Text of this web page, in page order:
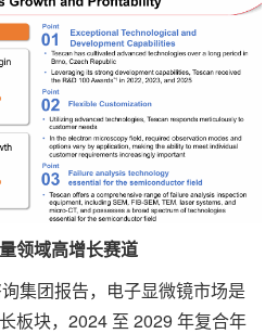
域高增长赛道
团报告，电子显微镜市场是
板块，2024 至 2029 年复合年